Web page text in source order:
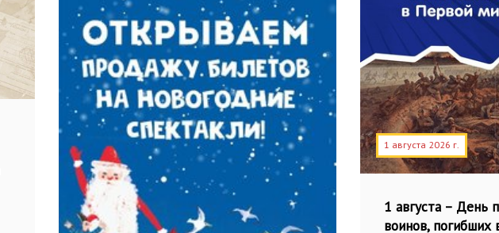
1 августа 2026 г.
1 августа – День
воинов,